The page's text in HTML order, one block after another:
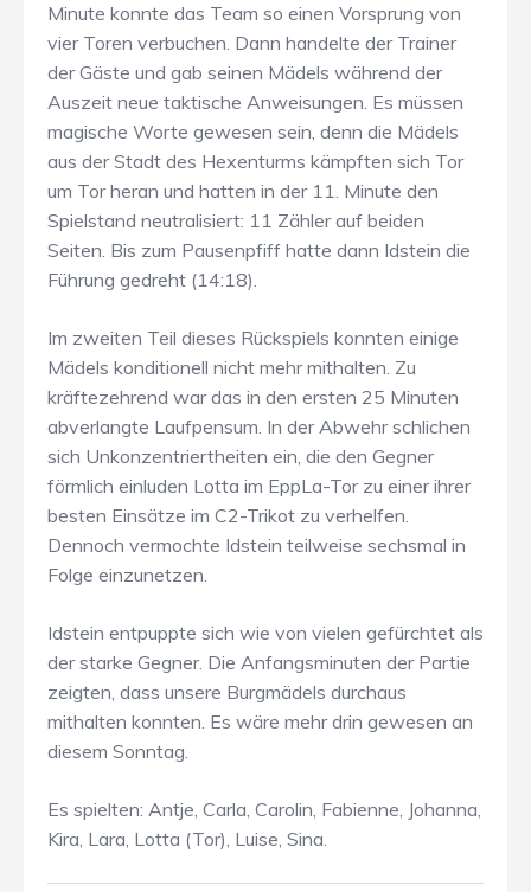
Minute konnte das Team so einen Vorsprung von
vier Toren verbuchen. Dann handelte der Trainer
der Gäste und gab seinen Mädels während der
Auszeit neue taktische Anweisungen. Es müssen
magische Worte gewesen sein, denn die Mädels
aus der Stadt des Hexenturms kämpften sich Tor
um Tor heran und hatten in der 11. Minute den
Spielstand neutralisiert: 11 Zähler auf beiden
Seiten. Bis zum Pausenpfiff hatte dann Idstein die
Führung gedreht (14:18).
Im zweiten Teil dieses Rückspiels konnten einige
Mädels konditionell nicht mehr mithalten. Zu
kräftezehrend war das in den ersten 25 Minuten
abverlangte Laufpensum. In der Abwehr schlichen
sich Unkonzentriertheiten ein, die den Gegner
förmlich einluden Lotta im EppLa-Tor zu einer ihrer
besten Einsätze im C2-Trikot zu verhelfen.
Dennoch vermochte Idstein teilweise sechsmal in
Folge einzunetzen.
Idstein entpuppte sich wie von vielen gefürchtet als
der starke Gegner. Die Anfangsminuten der Partie
zeigten, dass unsere Burgmädels durchaus
mithalten konnten. Es wäre mehr drin gewesen an
diesem Sonntag.
Es spielten: Antje, Carla, Carolin, Fabienne, Johanna,
Kira, Lara, Lotta (Tor), Luise, Sina.